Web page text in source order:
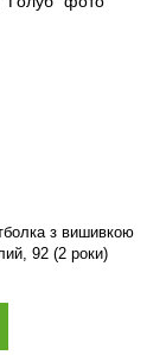
з вишивкою
92 (2 роки)